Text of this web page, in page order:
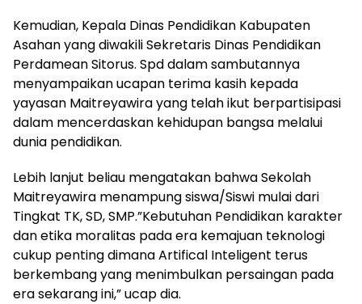
Kemudian, Kepala Dinas Pendidikan Kabupaten
Asahan yang diwakili Sekretaris Dinas Pendidikan
Perdamean Sitorus. Spd dalam sambutannya
menyampaikan ucapan terima kasih kepada
yayasan Maitreyawira yang telah ikut berpartisipasi
dalam mencerdaskan kehidupan bangsa melalui
dunia pendidikan.
Lebih lanjut beliau mengatakan bahwa Sekolah
Maitreyawira menampung siswa/Siswi mulai dari
Tingkat TK, SD, SMP.”Kebutuhan Pendidikan karakter
dan etika moralitas pada era kemajuan teknologi
cukup penting dimana Artifical Inteligent terus
berkembang yang menimbulkan persaingan pada
era sekarang ini,” ucap dia.